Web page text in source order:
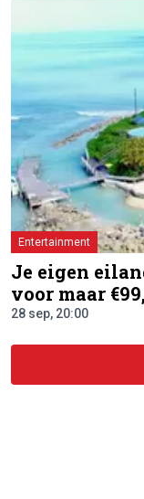
Entertainment
Je eigen
voor maar
28 sep, 20:00